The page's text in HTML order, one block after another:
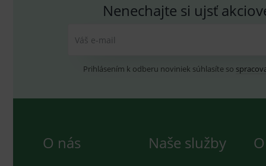
Nenechajte si ujsť
Váš e-mail
Prihlásením k odberu noviniek súhlasíte so
O nás Naše služby
_ga_GXRFBLV37P
VISITOR_INFO1_LIVE